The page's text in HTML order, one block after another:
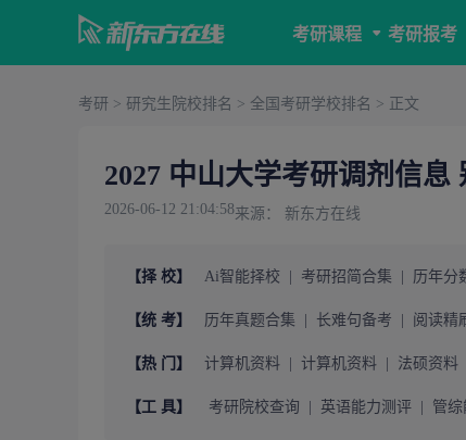
考研课程 考研报考
考研 > 研究生院校排名 > 全国考研学校排名 > 正文
2027 中山大学考研调剂信息
2026-06-12 21:04:58来源： 新东方在线
【择 校】 Ai智能择校 考研招简合集 历年分
【统 考】 历年真题合集 长难句备考 阅读精
【热 门】 计算机资料 计算机资料 法硕资料
【工 具】 考研院校查询 英语能力测评 管